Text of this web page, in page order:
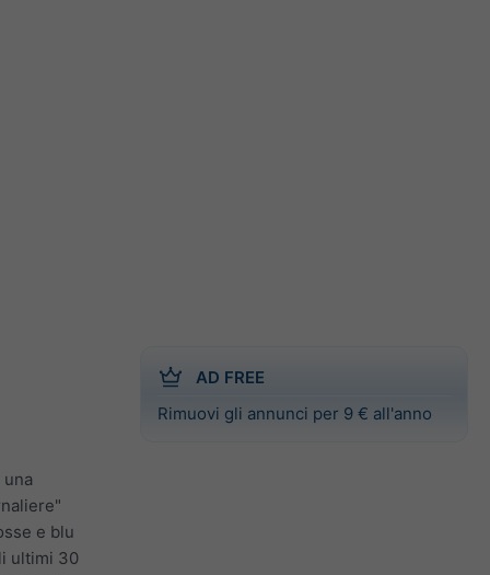
AD FREE
Rimuovi gli annunci per 9 € all'anno
e blu
ultimi 30